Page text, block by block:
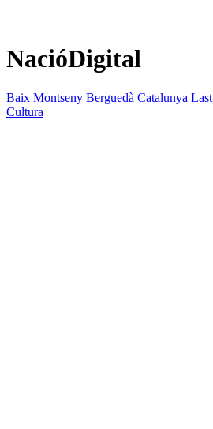
NacióDigital
Baix Montseny Berguedà Catalunya
Cultura